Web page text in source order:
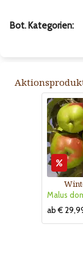
Bot. Kategorien:
ab €